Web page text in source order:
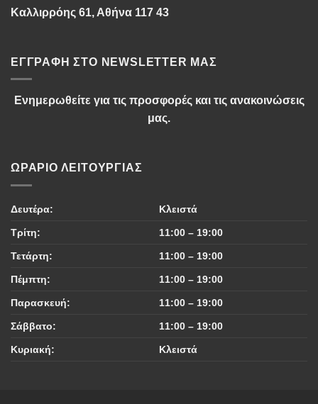
Καλλιρρόης 61, Αθήνα 117 43
ΕΓΓΡΑΦΉ ΣΤΟ NEWSLETTER ΜΑΣ
Ενημερωθείτε για τις προσφορές και τις ανακοινώσεις
μας.
ΩΡΆΡΙΟ ΛΕΙΤΟΥΡΓΊΑΣ
Δευτέρα: Κλειστά
Τρίτη: 11:00 – 19:00
Τετάρτη: 11:00 – 19:00
Πέμπτη: 11:00 – 19:00
Παρασκευή: 11:00 – 19:00
Σάββατο: 11:00 – 19:00
Κυριακή: Κλειστά